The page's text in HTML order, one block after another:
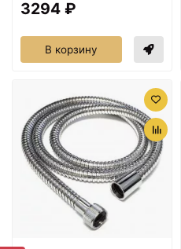
3294 ₽
В корзину